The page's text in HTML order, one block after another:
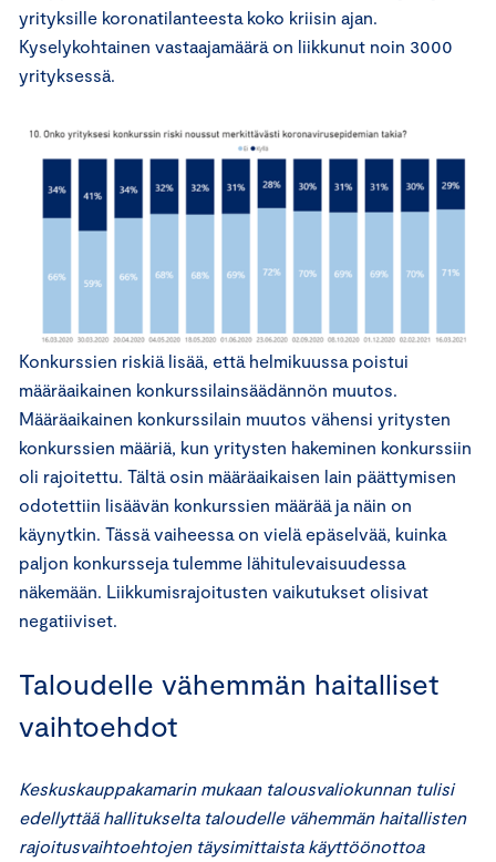
yrityksille koronatilanteesta koko kriisin ajan.
Kyselykohtainen vastaajamäärä on liikkunut noin 3000
yrityksessä.
Konkurssien riskiä lisää, että helmikuussa poistui
määräaikainen konkurssilainsäädännön muutos.
Määräaikainen konkurssilain muutos vähensi yritysten
konkurssien määriä, kun yritysten hakeminen konkurssiin
oli rajoitettu. Tältä osin määräaikaisen lain päättymisen
odotettiin lisäävän konkurssien määrää ja näin on
käynytkin. Tässä vaiheessa on vielä epäselvää, kuinka
paljon konkursseja tulemme lähitulevaisuudessa
näkemään. Liikkumisrajoitusten vaikutukset olisivat
negatiiviset.
Taloudelle vähemmän haitalliset
vaihtoehdot
Keskuskauppakamarin mukaan talousvaliokunnan tulisi
edellyttää hallitukselta taloudelle vähemmän haitallisten
rajoitusvaihtoehtojen täysimittaista käyttöönottoa